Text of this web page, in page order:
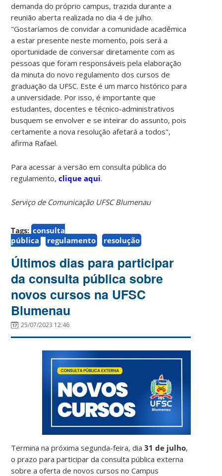
demanda do próprio campus, trazida durante a
reunião aberta realizada no dia 4 de julho.
"Gostaríamos de convidar a comunidade acadêmica
a estar presente neste momento, pois será a
oportunidade de conversar diretamente com as
pessoas que foram responsáveis pela elaboração
da minuta do novo regulamento dos cursos de
graduação da UFSC. Este é um marco histórico para
a universidade. Por isso, é importante que
estudantes, docentes e técnico-administrativos
busquem se envolver e se inteirar do assunto, pois
certamente a nova resolução afetará a todos",
afirma Rafael.
Para acessar a versão em consulta pública do
regulamento,clique aqui.
Serviço de Comunicação UFSC Blumenau
Tags: consulta
pública
regulamento resolução
Últimos dias para participar
da consulta pública sobre
novos cursos na UFSC
Blumenau
25/07/2023 12:46
Termina na próxima segunda-feira, dia31 de julho,
o prazo para participar da consulta pública externa
sobre a oferta de novos cursos no Campus